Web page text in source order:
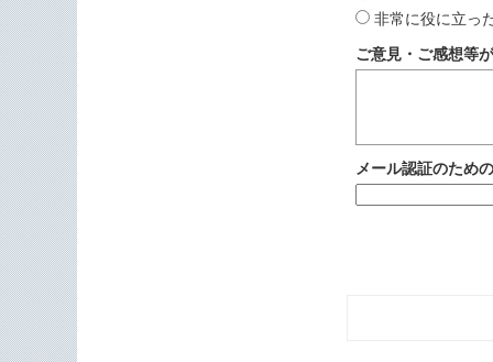
非常に役に立っ
ご意見・ご感想等
メール認証のため